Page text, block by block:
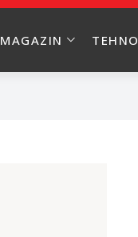
MAGAZIN TEHNO